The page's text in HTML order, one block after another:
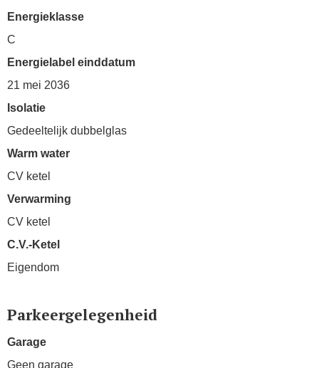
Energieklasse
C
Energielabel einddatum
21 mei 2036
Isolatie
Gedeeltelijk dubbelglas
Warm water
CV ketel
Verwarming
CV ketel
C.V.-Ketel
Eigendom
Parkeergelegenheid
Garage
Geen garage